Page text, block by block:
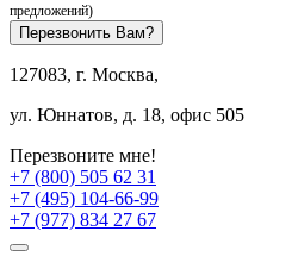
предложений)
Перезвонить Вам?
127083, г. Москва,
ул. Юннатов, д. 18, офис 505
Перезвоните мне!
+7 (800) 505 62 31
+7 (495) 104-66-99
+7 (977) 834 27 67